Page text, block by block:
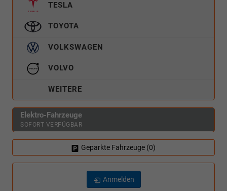
TESLA
TOYOTA
VOLKSWAGEN
VOLVO
WEITERE
Elektro-Fahrzeuge
SOFORT VERFÜGBAR
Geparkte Fahrzeuge (0)
Anmelden